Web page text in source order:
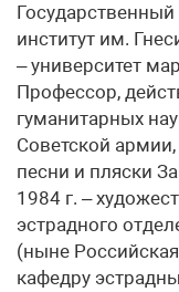
институт им.
– университет
Профессор,
гуманитарных
Советской
песни и пляски
1984 г. –
эстрадного
(ныне
кафедру